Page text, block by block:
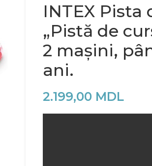
INTEX Pista
„Pistă de
2 mașini,
ani.
2.199,00 MDL